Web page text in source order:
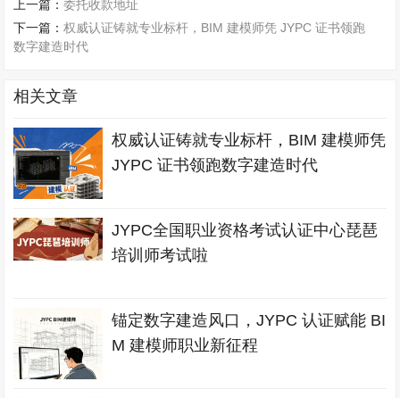
上一篇：委托收款地址
下一篇：权威认证铸就专业标杆，BIM 建模师凭 JYPC 证书领跑
数字建造时代
相关文章
权威认证铸就专业标杆，BIM 建模师凭
JYPC 证书领跑数字建造时代
JYPC全国职业资格考试认证中心琵琶
培训师考试啦
锚定数字建造风口，JYPC 认证赋能 BI
M 建模师职业新征程